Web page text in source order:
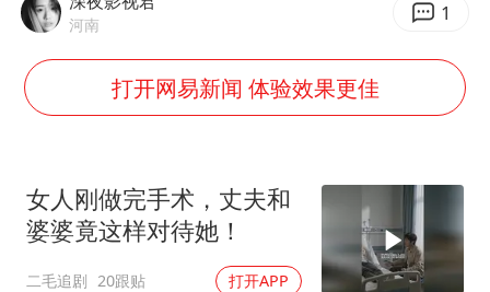
郑丽文：台湾从来没有“独立”过
万岁山接盘烂尾恒大文旅城
多个明星演唱会取消
店主称换“青海拉面”招牌后生意更好
河南 1
打开网易新闻 体验效果更佳
女人刚做完手术，丈夫和
婆婆竟这样对待她！
二毛追剧 20跟贴 打开APP